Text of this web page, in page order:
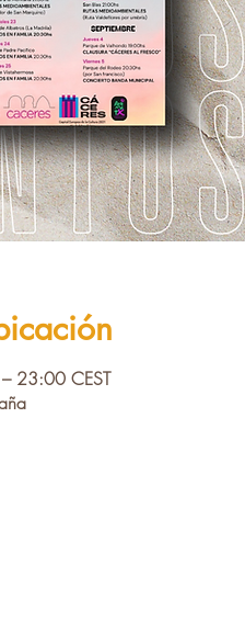
23:00 CEST